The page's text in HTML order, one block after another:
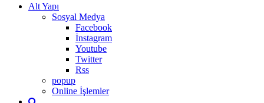
Alt Yapı
Sosyal Medya
Facebook
İnstagram
Youtube
Twitter
Rss
popup
Online İşlemler